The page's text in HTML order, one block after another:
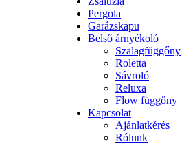
Pergola
Garázskapu
Belső árnyékoló
Szalagfüggőny
Roletta
Sávroló
Reluxa
Flow függőny
Kapcsolat
Ajánlatkérés
Rólunk